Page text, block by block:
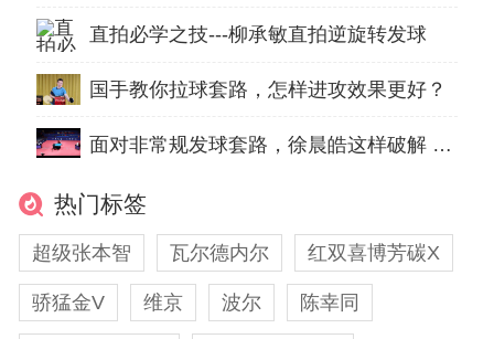
直拍必学之技---柳承敏直拍逆旋转发球
国手教你拉球套路，怎样进攻效果更好？
面对非常规发球套路，徐晨皓这样破解 | 名将赏析
热门标签
超级张本智 瓦尔德内尔 红双喜博芳碳X
骄猛金V 维京 波尔 陈幸同